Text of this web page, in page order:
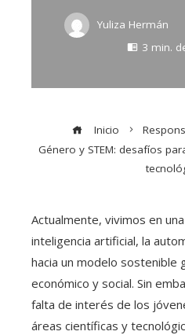
Yuliza Hermán
3 min.
Inicio
Género y STEM: desafíos
Actualmente, vivimos en
inteligencia artificial, la
hacia un modelo sostenible
económico y social. Sin
falta de interés de los
áreas científicas y